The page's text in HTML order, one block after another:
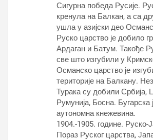
Сигурна победа Русије.
кренула на Балкан, а са
ушла у азијски део
Руско царство је добило
Ардаган и Батум. Такође
све што изгубили у
Османско царство је
територије на Балкану.
Турака су добили Србија,
Румунија, Босна. Бугарска
аутономна кнежевина.
1904.-1905. године. Руско-
Пораз Руског царства,